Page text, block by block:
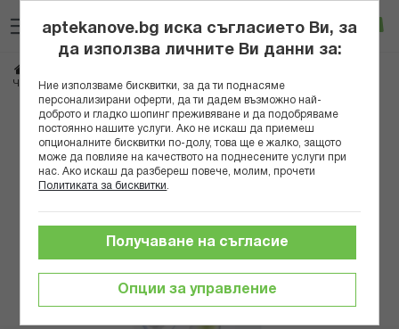
към
съдържанието
Вход
ЧИКО N0413 МЕКА СИЛИКОНОВА ЛЪЖИЦА ЗЕЛЕНА 6М+
Преминете
края
aptekanove.bg иска съгласието Ви, за
да използва личните Ви данни за:
Ние използваме бисквитки, за да ти поднасяме
персонализирани оферти, да ти дадем възможно най-
доброто и гладко шопинг преживяване и да подобряваме
постоянно нашите услуги. Ако не искаш да приемеш
опционалните бисквитки по-долу, това ще е жалко, защото
може да повлияе на качеството на поднесените услуги при
нас. Ако искаш да разбереш повече, молим, прочети
Политиката за бисквитки
Опции за управление
Получаване на съгласие